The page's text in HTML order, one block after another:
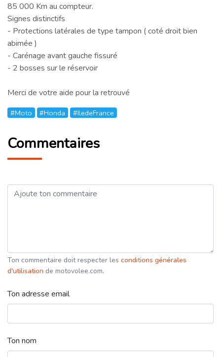
85 000 Km au compteur.
Signes distinctifs
- Protections latérales de type tampon ( coté droit bien
abimée )
- Carénage avant gauche fissuré
- 2 bosses sur le réservoir
Merci de votre aide pour la retrouvé
#Moto #Honda #IledeFrance
Commentaires
Ton commentaire doit respecter les conditions générales
d'utilisation de motovolee.com.
Ton adresse email
Ton nom